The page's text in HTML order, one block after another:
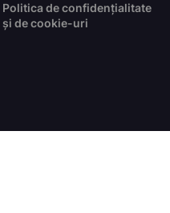
Politica de confidențialitate
și de cookie-uri